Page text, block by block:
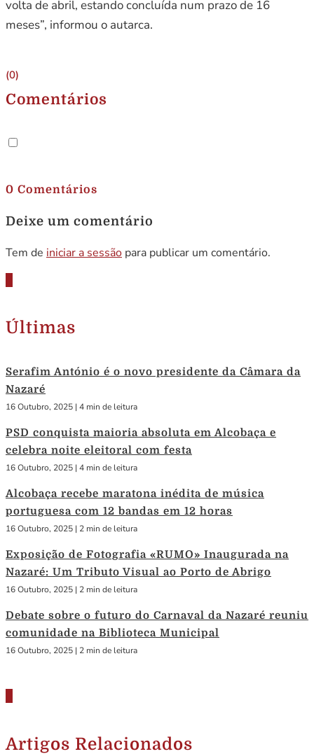
volta de abril, estando concluída num prazo de 16
meses”, informou o autarca.
(0)
Comentários
0 Comentários
Deixe um comentário
Tem de iniciar a sessão para publicar um comentário.
Últimas
Serafim António é o novo presidente da Câmara da
Nazaré
16 Outubro, 2025 | 4 min de leitura
PSD conquista maioria absoluta em Alcobaça e
celebra noite eleitoral com festa
16 Outubro, 2025 | 4 min de leitura
Alcobaça recebe maratona inédita de música
portuguesa com 12 bandas em 12 horas
16 Outubro, 2025 | 2 min de leitura
Exposição de Fotografia «RUMO» Inaugurada na
Nazaré: Um Tributo Visual ao Porto de Abrigo
16 Outubro, 2025 | 2 min de leitura
Debate sobre o futuro do Carnaval da Nazaré reuniu
comunidade na Biblioteca Municipal
16 Outubro, 2025 | 2 min de leitura
Artigos Relacionados